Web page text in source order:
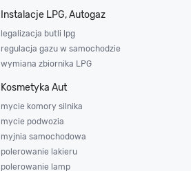
Instalacje LPG, Autogaz
legalizacja butli lpg
regulacja gazu w samochodzie
wymiana zbiornika LPG
Kosmetyka Aut
mycie komory silnika
mycie podwozia
myjnia samochodowa
polerowanie lakieru
polerowanie lamp